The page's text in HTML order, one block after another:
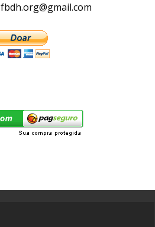
fbdh.org@gmail.com